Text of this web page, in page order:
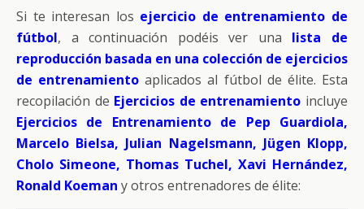
Si te interesan los ejercicio de entrenamiento de
fútbol, a continuación podéis ver una lista de
reproducción basada en una colección de ejercicios
de entrenamiento aplicados al fútbol de élite. Esta
recopilación de Ejercicios de entrenamiento incluye
Ejercicios de Entrenamiento de Pep Guardiola,
Marcelo Bielsa, Julian Nagelsmann, Jügen Klopp,
Cholo Simeone, Thomas Tuchel, Xavi Hernández,
Ronald Koeman y otros entrenadores de élite: